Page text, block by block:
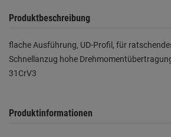
Produktbeschreibung
flache Ausführung, UD-Profil, für
Schnellanzug hohe
31CrV3
Produktinformationen